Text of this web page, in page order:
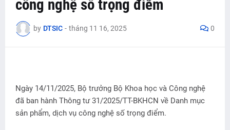
công nghệ số trọng điểm
by DTSIC - tháng 11 16, 2025 0
Ngày 14/11/2025, Bộ trưởng Bộ Khoa học và Công nghệ
đã ban hành Thông tư 31/2025/TT-BKHCN về Danh mục
sản phẩm, dịch vụ công nghệ số trọng điểm.